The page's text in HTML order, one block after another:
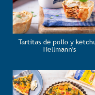
Tartitas de pollo y
Hellmann's